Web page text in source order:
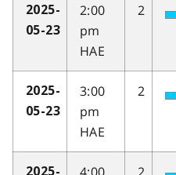
2025-
05-23
2:00
pm
HAE
2
2025-
05-23
3:00
pm
HAE
2
2025-